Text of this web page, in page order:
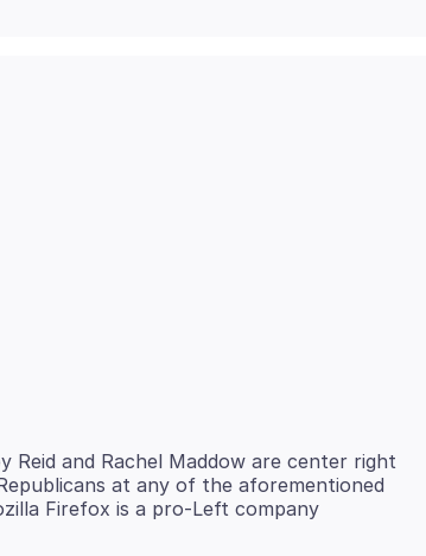
and Rachel Maddow are center right
at any of the aforementioned